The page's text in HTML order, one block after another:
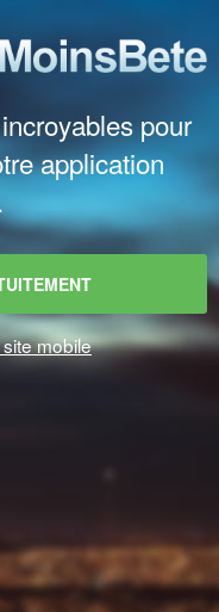
pour
application
mobile